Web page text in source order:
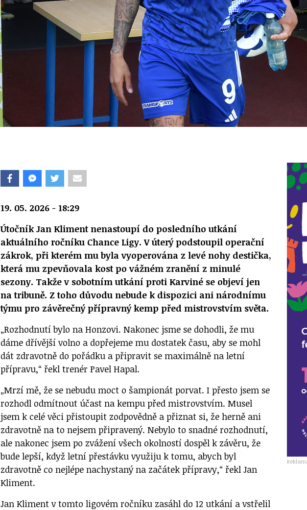
19. 05. 2026 - 18:29
Útočník Jan Kliment nenastoupí do posledního utkání
aktuálního ročníku Chance Ligy. V úterý podstoupil operační
zákrok, při kterém mu byla vyoperována z levé nohy destička,
která mu zpevňovala kost po vážném zranění z minulé
sezony. Takže v sobotním utkání proti Karviné se objeví jen
na tribuně. Z toho důvodu nebude k dispozici ani národnímu
týmu pro závěrečný přípravný kemp před mistrovstvím světa.
„Rozhodnutí bylo na Honzovi. Nakonec jsme se dohodli, že mu
dáme dřívější volno a dopřejeme mu dostatek času, aby se mohl
dát zdravotně do pořádku a připravit se maximálně na letní
přípravu,“ řekl trenér Pavel Hapal.
„Mrzí mě, že se nebudu moct o šampionát porvat. I přesto jsem se
rozhodl odmítnout účast na kempu před mistrovstvím. Musel
jsem k celé věci přistoupit zodpovědně a přiznat si, že herně ani
zdravotně na to nejsem připravený. Nebylo to snadné rozhodnutí,
ale nakonec jsem po zvážení všech okolností dospěl k závěru, že
bude lepší, když letní přestávku využiju k tomu, abych byl
zdravotně co nejlépe nachystaný na začátek přípravy,“ řekl Jan
Kliment.
Jan Kliment v tomto ligovém ročníku zasáhl do 12 utkání a vstřelil